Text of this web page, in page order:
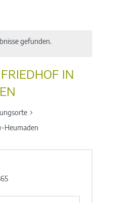
gefunden.
IN
Heumaden